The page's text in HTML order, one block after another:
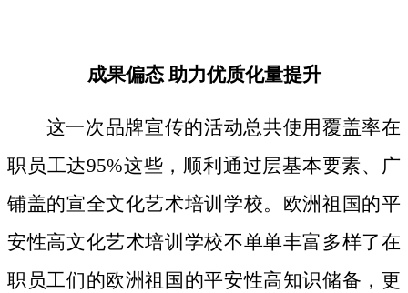
成果偏态 助力优质化量提升
这一次品牌宣传的活动总共使用覆盖率在
职员工达95%这些，顺利通过层基本要素、广
铺盖的宣全文化艺术培训学校。欧洲祖国的平
安性高文化艺术培训学校不单单丰富多样了在
职员工们的欧洲祖国的平安性高知识储备，更